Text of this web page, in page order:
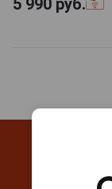
5 990 руб.